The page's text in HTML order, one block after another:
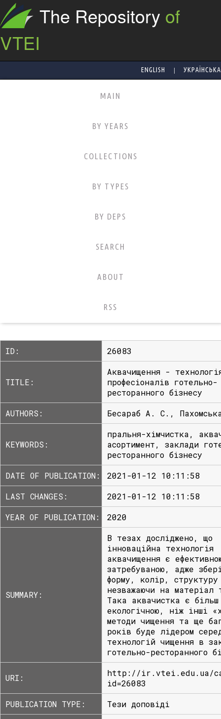
The Repository of
VTEI
ENGLISH | УКРАЇНСЬКА
MAIN
BY YEARS
COLLECTIONS
BY TYPES
BY DEPS
SEARCH
ABOUT
RSS
ID: 26083
TITLE:
Аквачищення -
професіоналів готельно-
ресторанного бізнесу
AUTHORS:
Бесараб А. С.,
KEYWORDS:
пральня-хімчистка,
асортимент, заклади
ресторанного бізнесу
DATE OF PUBLICATION:
2021-01-12 10:11:58
LAST CHANGES:
2021-01-12 10:11:58
YEAR OF PUBLICATION:
2020
SUMMARY:
В тезах досліджено, що
інноваційна технологія
аквачищення є
затребуваною, адже
форму, колір,
незважаючи на матеріал
Така аквачистка є більш
екологічною, ніж інші
методи чищення та ще
років буде лідером
технологій чищення в
готельно-ресторанного
URI:
http://ir.vtei.edu.ua/
id=26083
PUBLICATION TYPE:
Тези доповіді